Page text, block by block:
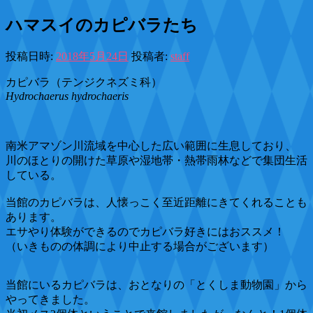
ハマスイのカピバラたち
投稿日時: 2018年5月24日 投稿者: staff
カピバラ（テンジクネズミ科）
Hydrochaerus hydrochaeris
南米アマゾン川流域を中心した広い範囲に生息しており、
川のほとりの開けた草原や湿地帯・熱帯雨林などで集団生活
している。
当館のカピバラは、人懐っこく至近距離にきてくれることも
あります。
エサやり体験ができるのでカピバラ好きにはおススメ！
（いきものの体調により中止する場合がございます）
当館にいるカピバラは、おとなりの「とくしま動物園」から
やってきました。